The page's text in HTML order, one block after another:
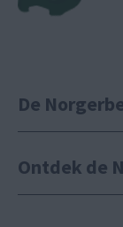
De
Ontdek de